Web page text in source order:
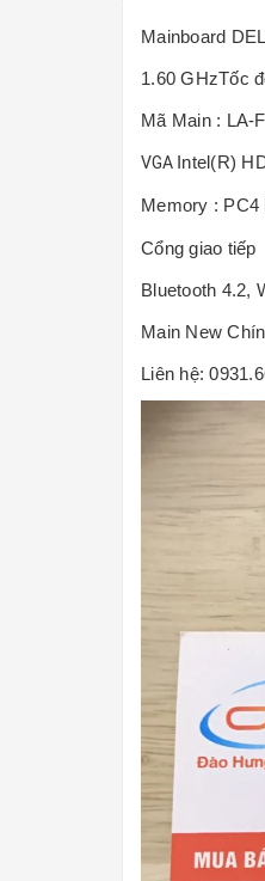
Mainboard
1.60 GHzTốc
Mã Main : LA-
VGA Intel(R)
Memory : PC4
Cổng giao
Bluetooth 4.2,
Main New
Liên hệ: